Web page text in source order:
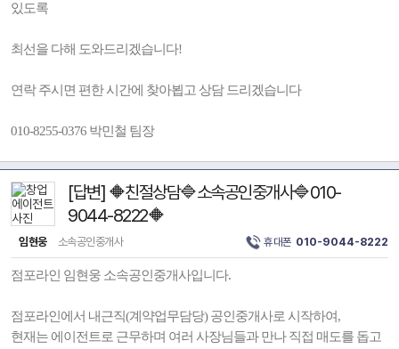
있도록
최선을 다해 도와드리겠습니다!
연락 주시면 편한 시간에 찾아뵙고 상담 드리겠습니다
010-8255-0376 박민철 팀장
[답변] 🔶친절상담🔷소속공인중개사🔷010-
9044-8222🔶
임현웅 소속공인중개사 휴대폰 010-9044-8222
점포라인 임현웅 소속공인중개사입니다.
점포라인에서 내근직(계약업무담당) 공인중개사로 시작하여,
현재는 에이전트로 근무하며 여러 사장님들과 만나 직접 매도를 돕고